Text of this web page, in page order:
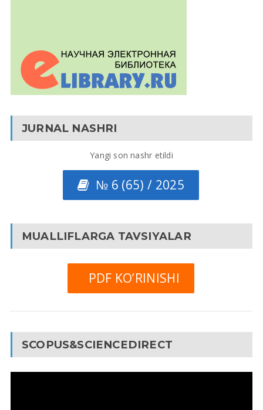
JURNAL NASHRI
Yangi son nashr etildi
№ 6 (65) / 2025
MUALLIFLARGA TAVSIYALAR
PDF KO’RINISHI
SCOPUS&SCIENCEDIRECT